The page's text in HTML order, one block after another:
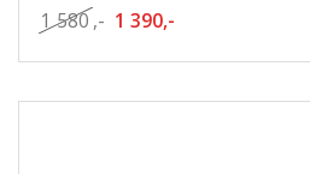
1 580,- 1 390,-